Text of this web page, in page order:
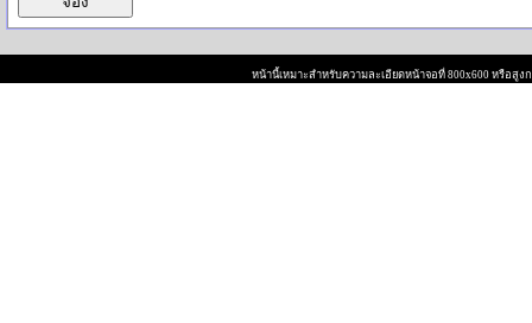
หน้านี้เหมาะสำหรับความละเอียดหน้าจอที่ 800x600 หรือสู